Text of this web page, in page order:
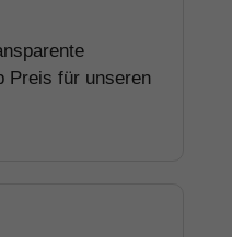
Preis für unseren